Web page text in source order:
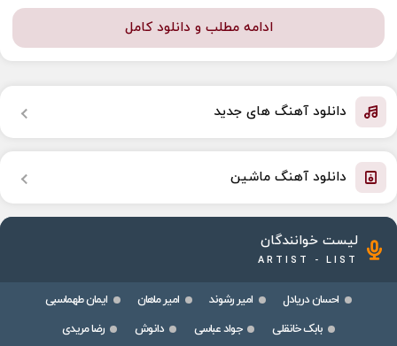
ادامه مطلب و دانلود کامل
دانلود آهنگ های جدید
دانلود آهنگ ماشین
لیست خوانندگان
ARTIST - LIST
احسان دریادل امیر رشوند امیر ماهان
ایمان طهماسبی
بابک خانقلی
جواد عباسی دانوش
رضا مریدی